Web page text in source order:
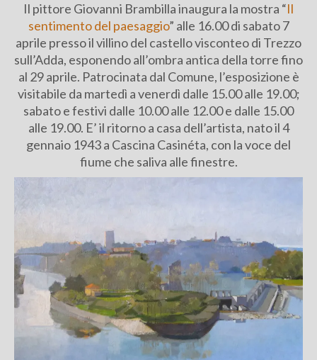
Contatti
Il pittore Giovanni Brambilla inaugura la mostra “Il
sentimento del paesaggio” alle 16.00 di sabato 7
aprile presso il villino del castello visconteo di Trezzo
sull’Adda, esponendo all’ombra antica della torre fino
al 29 aprile. Patrocinata dal Comune, l’esposizione è
visitabile da martedì a venerdì dalle 15.00 alle 19.00;
sabato e festivi dalle 10.00 alle 12.00 e dalle 15.00
alle 19.00. E’ il ritorno a casa dell’artista, nato il 4
gennaio 1943 a Cascina Casinéta, con la voce del
fiume che saliva alle finestre.